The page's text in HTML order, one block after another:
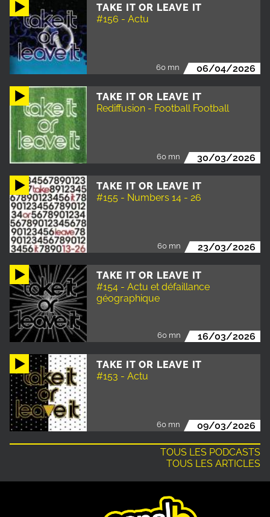
TAKE IT OR LEAVE IT
#156 - Actu
60 mn 06/04/2026
TAKE IT OR LEAVE IT
Rediffusion - Football Football
60 mn 30/03/2026
TAKE IT OR LEAVE IT
#155 - Numbers 14 - 26
60 mn 23/03/2026
TAKE IT OR LEAVE IT
#154 - Actu et défaillance
géographique
60 mn 16/03/2026
TAKE IT OR LEAVE IT
#153 - Actu
60 mn 09/03/2026
TOUS LES PODCASTS
TOUS LES ARTICLES